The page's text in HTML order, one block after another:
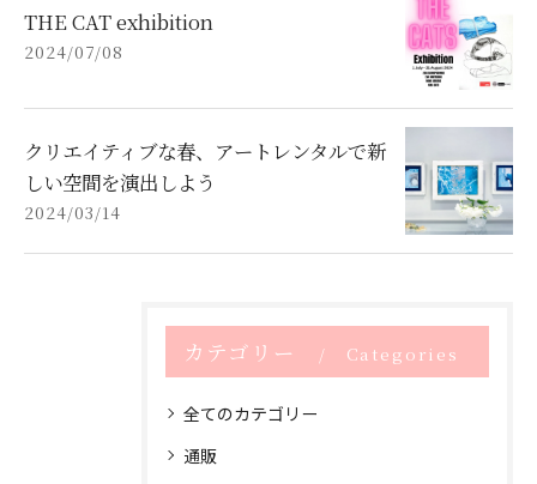
THE CAT exhibition
2024/07/08
クリエイティブな春、アートレンタルで新
しい空間を演出しよう
2024/03/14
カテゴリー Categories
全てのカテゴリー
通販